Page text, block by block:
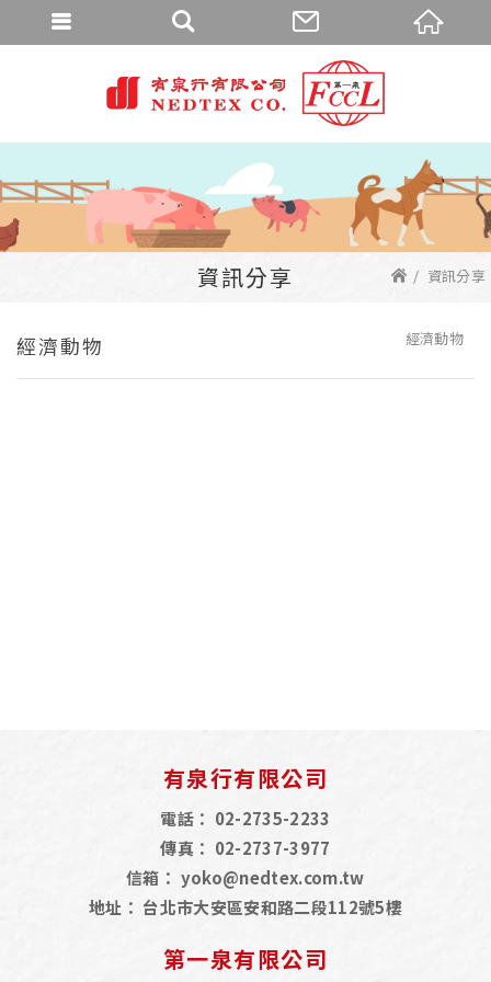
資訊分享 資訊分享
經濟動物 經濟動物
有泉行有限公司
電話： 02-2735-2233
傳真： 02-2737-3977
信箱： yoko@nedtex.com.tw
地址： 台北市大安區安和路二段112號5樓
第一泉有限公司